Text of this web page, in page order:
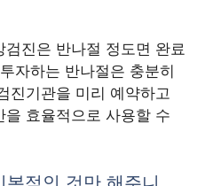
검진은 반나절 정도면 완료
자하는 반나절은 충분히
진기관을 미리 예약하고
효율적으로 사용할 수